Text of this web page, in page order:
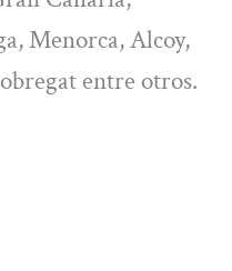
Menorca, Alcoy,
entre otros.